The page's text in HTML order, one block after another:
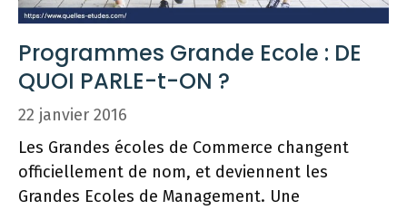
Programmes Grande Ecole : DE
QUOI PARLE-t-ON ?
22 janvier 2016
Les Grandes écoles de Commerce changent
officiellement de nom, et deviennent les
Grandes Ecoles de Management. Une